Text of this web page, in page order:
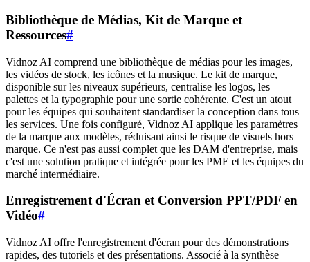
Bibliothèque de Médias, Kit de Marque et
Ressources#
Vidnoz AI comprend une bibliothèque de médias pour les images,
les vidéos de stock, les icônes et la musique. Le kit de marque,
disponible sur les niveaux supérieurs, centralise les logos, les
palettes et la typographie pour une sortie cohérente. C'est un atout
pour les équipes qui souhaitent standardiser la conception dans tous
les services. Une fois configuré, Vidnoz AI applique les paramètres
de la marque aux modèles, réduisant ainsi le risque de visuels hors
marque. Ce n'est pas aussi complet que les DAM d'entreprise, mais
c'est une solution pratique et intégrée pour les PME et les équipes du
marché intermédiaire.
Enregistrement d'Écran et Conversion PPT/PDF en
Vidéo#
Vidnoz AI offre l'enregistrement d'écran pour des démonstrations
rapides, des tutoriels et des présentations. Associé à la synthèse